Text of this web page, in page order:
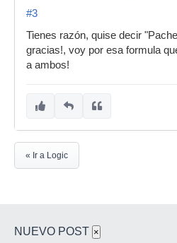
#3
Tienes razón, quise decir
gracias!, voy por esa formula
a ambos!
« Ir a Logic
NUEVO POST ×